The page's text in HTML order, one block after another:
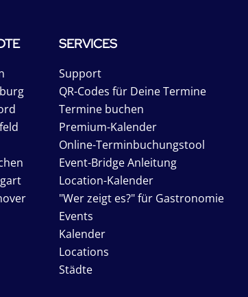
SERVICES
Support
QR-Codes für Deine Termine
Termine buchen
Premium-Kalender
Online-Terminbuchungstool
Event-Bridge Anleitung
Location-Kalender
"Wer zeigt es?" für Gastronomie
Events
Kalender
Locations
Städte